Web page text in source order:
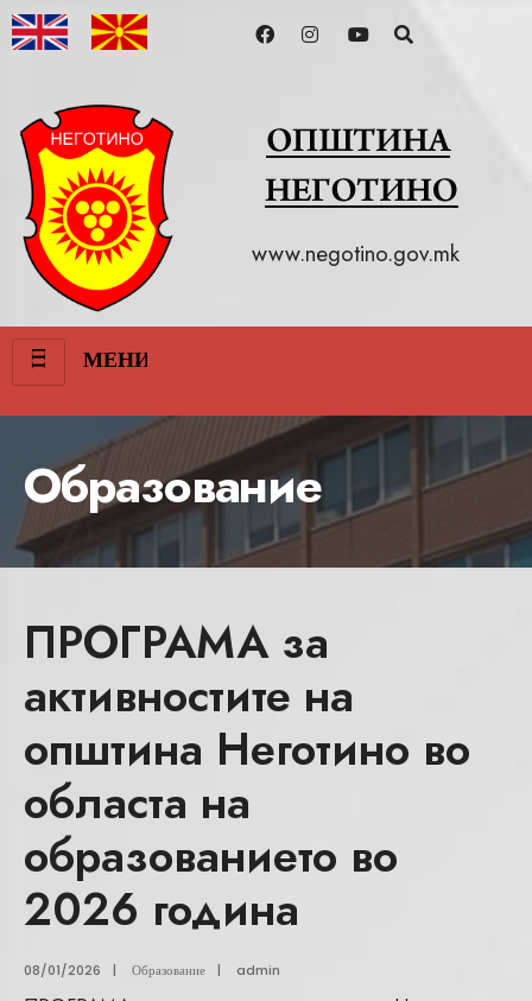
www.negotino.gov.mk
МЕНИ
III
Образование
ПРОГРАМА за
активностите на
општина Неготино во
областа на
образованието во
2026 година
08/01/2026 | Образование | admin